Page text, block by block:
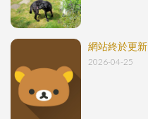
網站終於更新
2026-04-25